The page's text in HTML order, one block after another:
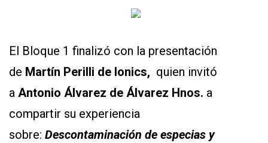
El Bloque 1 finalizó con la presentación
de Martín Perilli de Ionics, quien invitó
a Antonio Álvarez de Álvarez Hnos. a
compartir su experiencia
sobre: Descontaminación de especias y